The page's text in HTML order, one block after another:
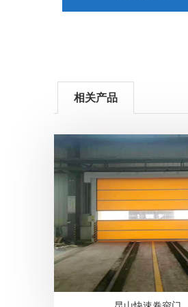
相关产品